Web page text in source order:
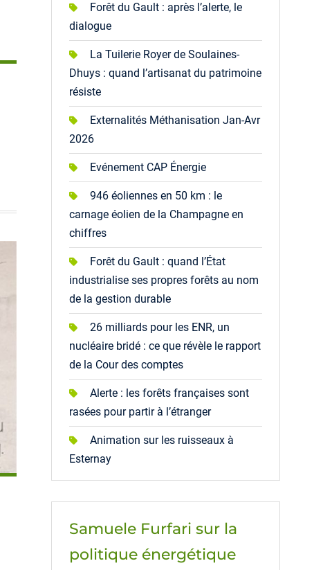
Forêt du Gault : après l’alerte, le
dialogue
La Tuilerie Royer de Soulaines-
Dhuys : quand l’artisanat du patrimoine
résiste
Externalités Méthanisation Jan-Avr
2026
Evénement CAP Énergie
946 éoliennes en 50 km : le
carnage éolien de la Champagne en
chiffres
Forêt du Gault : quand l’État
industrialise ses propres forêts au nom
de la gestion durable
26 milliards pour les ENR, un
nucléaire bridé : ce que révèle le rapport
de la Cour des comptes
Alerte : les forêts françaises sont
rasées pour partir à l’étranger
Animation sur les ruisseaux à
Esternay
Samuele Furfari sur la
politique énergétique